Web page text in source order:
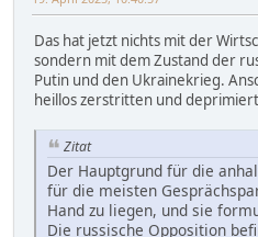
Das hat jetzt nichts mit der
sondern mit dem Zustand der
Putin und den Ukrainekrieg.
heillos zerstritten und
Zitat
Der Hauptgrund für die
für die meisten
Hand zu liegen, und sie
Die russische Opposition